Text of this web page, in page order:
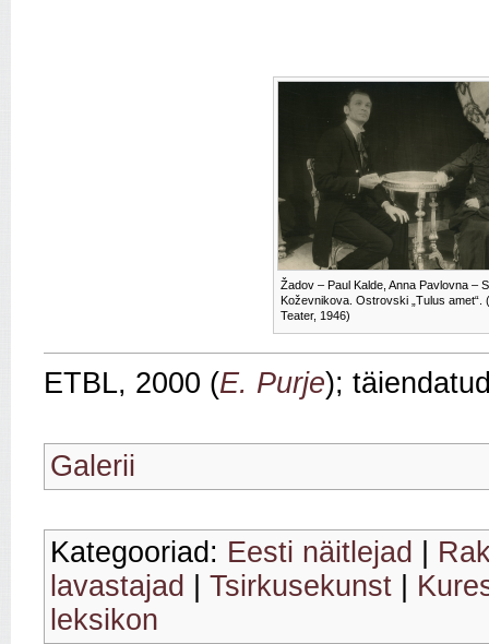
Žadov – Paul Kalde, Anna Pavlovna –
Koževnikova. Ostrovski „Tulus amet“.
Teater, 1946)
ETBL, 2000 (E. Purje);
Galerii
Kategooriad: Eesti näitlejad
lavastajad
Tsirkusekunst
leksikon